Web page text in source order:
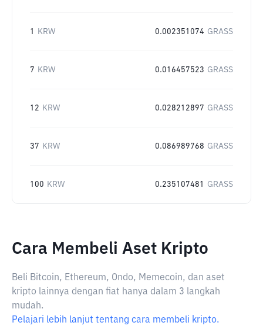
1 KRW 0.002351074 GRASS
7 KRW 0.016457523 GRASS
12 KRW 0.028212897 GRASS
37 KRW 0.086989768 GRASS
100 KRW 0.235107481 GRASS
Cara Membeli Aset Kripto
Beli Bitcoin, Ethereum, Ondo, Memecoin, dan aset
kripto lainnya dengan fiat hanya dalam 3 langkah
mudah.
Pelajari lebih lanjut tentang cara membeli kripto.